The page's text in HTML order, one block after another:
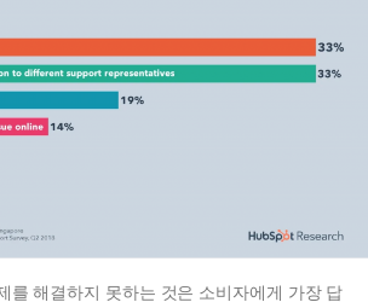
를 해결하지 못하는 것은 소비자에게 가장 답